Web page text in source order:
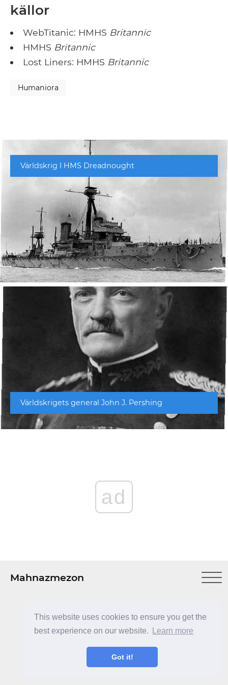
This website uses cookies to ensure you get the
best experience on our website.
Learn more
Got it!
källor
WebTitanic: HMHS Britannic
HMHS Britannic
Lost Liners: HMHS Britannic
Humaniora
Världskrig I HMS Dreadnought
Världskrigets general John J. Pershing
ad
Mahnazmezon
ad